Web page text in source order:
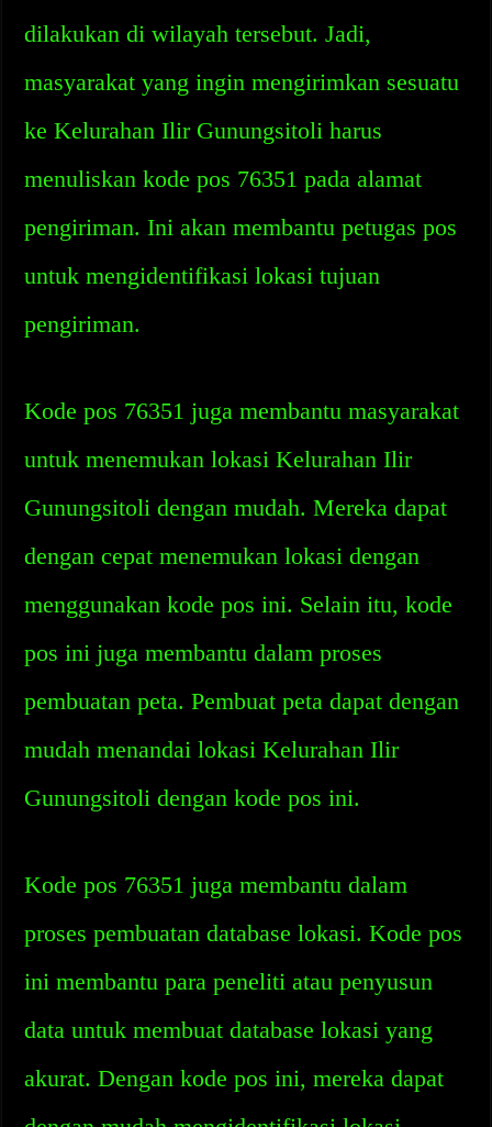
dilakukan di wilayah tersebut. Jadi,
masyarakat yang ingin mengirimkan sesuatu
ke Kelurahan Ilir Gunungsitoli harus
menuliskan kode pos 76351 pada alamat
pengiriman. Ini akan membantu petugas pos
untuk mengidentifikasi lokasi tujuan
pengiriman.
Kode pos 76351 juga membantu masyarakat
untuk menemukan lokasi Kelurahan Ilir
Gunungsitoli dengan mudah. Mereka dapat
dengan cepat menemukan lokasi dengan
menggunakan kode pos ini. Selain itu, kode
pos ini juga membantu dalam proses
pembuatan peta. Pembuat peta dapat dengan
mudah menandai lokasi Kelurahan Ilir
Gunungsitoli dengan kode pos ini.
Kode pos 76351 juga membantu dalam
proses pembuatan database lokasi. Kode pos
ini membantu para peneliti atau penyusun
data untuk membuat database lokasi yang
akurat. Dengan kode pos ini, mereka dapat